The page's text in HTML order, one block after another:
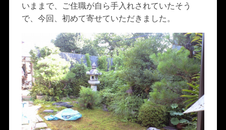
いままで、ご住職が自ら手入れされていたそう
で、今回、初めて寄せていただきました。